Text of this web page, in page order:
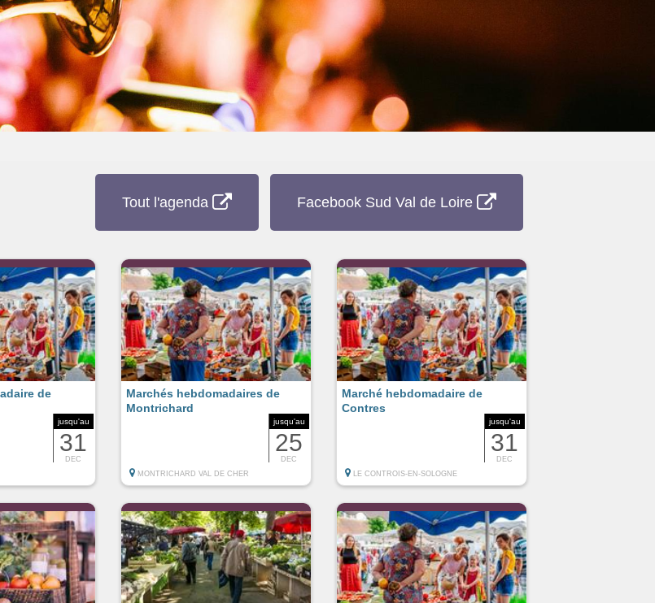
Tout l'agenda Facebook Sud Val de Loire
jusqu'au
31
DEC
de
jusqu'au
25
DEC
Marchés hebdomadaires de
Montrichard
MONTRICHARD VAL DE CHER
jusqu'au
31
DEC
Marché hebdomadaire de
Contres
LE CONTROIS-EN-SOLOGNE